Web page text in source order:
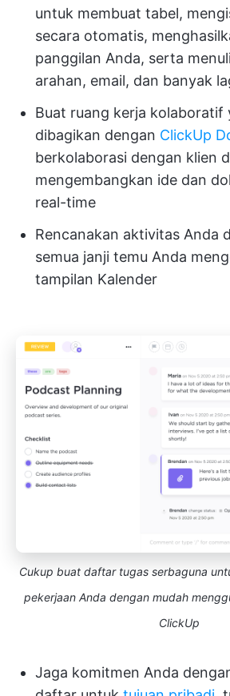
untuk membuat tabel,
secara otomatis,
panggilan Anda, serta
arahan, email, dan banyak
Buat ruang kerja kolaboratif
dibagikan dengan ClickUp
berkolaborasi dengan klien
mengembangkan ide dan
real-time
Rencanakan aktivitas Anda
semua janji temu Anda
tampilan Kalender
Cukup buat daftar tugas serbaguna
pekerjaan Anda dengan mudah
ClickUp
Jaga komitmen Anda